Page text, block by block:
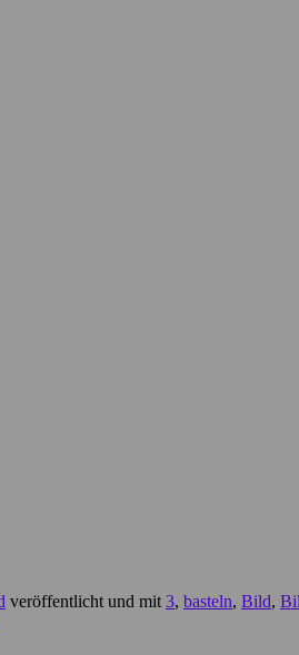
veröffentlicht und mit 3, basteln, Bild,